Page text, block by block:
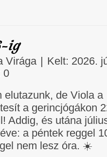
ig
Virága | Kelt: 2026.
0
elutazunk, de Viola a
a gerincjógákon
Addig, és utána
a péntek reggel
nem lesz óra. ☀️